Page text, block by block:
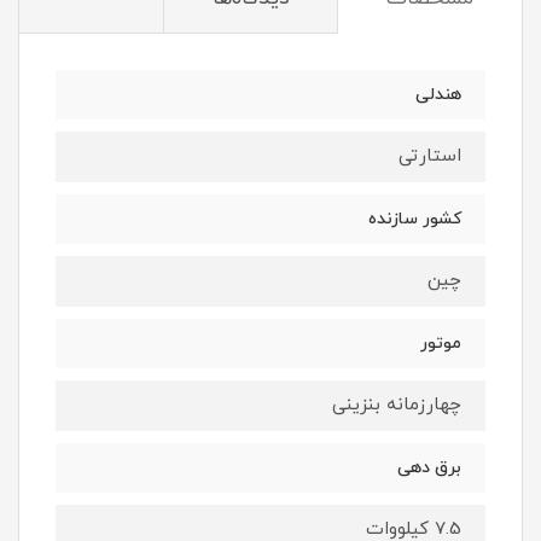
هندلی
استارتی
کشور سازنده
چین
موتور
چهارزمانه بنزینی
برق دهی
7.5 کیلووات